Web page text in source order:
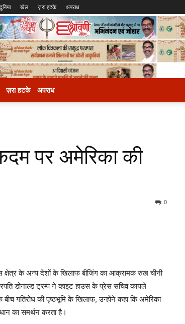
दुनिया खेल ज़रा हटके अपराध
ज़रा हटके अपराध
पर अमेरिका की
0
क्षेत्र के अन्य देशों के खिलाफ बीजिंग का आक्रामक रुख चीनी
डोनाल्ड ट्रम्प ने व्हाइट हाउस के प्रेस सचिव कायले
गतिरोध की पृष्ठभूमि के खिलाफ, उन्होंने कहा कि अमेरिका
का समर्थन करता है।